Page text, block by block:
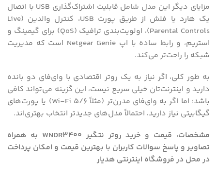
مزایای دیگر این مدل شامل قابلیت اشتراک‌گذاری USB با اتصال
یک هارد یا فلش از طریق پورت USB، کنترل والدین (Live
Parental Controls)، اولویت‌بندی ترافیک (QoS) برای گیمینگ و
استریم، و رابط ساده با اپ Netgear Genie است که مدیریت
شبکه را راحت‌تر می‌کند.
به طور کلی، اگر نیاز به یک روتر اقتصادی با وای‌فای دو بانده
دارید و اینترنت‌تان خیلی سریع نیست، این گزینه می‌تواند کافی
باشد؛ اما اگر به وای‌فای مدرن‌تر (مثلاً Wi-Fi 5/6) یا پورت‌های
گیگابیتی نیاز دارید، احتمالاً مدل‌های جدیدتر انتخاب بهتری‌اند.
مشخصات، قیمت و خرید روتر نتگیر WNDR3400 به همراه
تصاویر و پاسخ سوالات کاربران با بهترین قیمت و امکان پرداخت
در محل در فروشگاه اینترنتی هدیار